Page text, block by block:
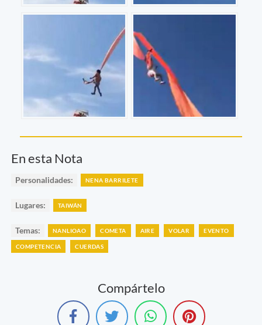
En esta Nota
Personalidades: NENA BARRILETE
Lugares: TAIWÁN
Temas: NANLIOAO COMETA AIRE VOLAR EVENTO
COMPETENCIA CUERDAS
Compártelo